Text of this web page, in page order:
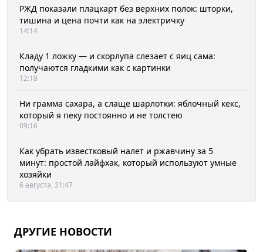
РЖД показали плацкарт без верхних полок: шторки,
тишина и цена почти как на электричку
14:14
Кладу 1 ложку — и скорлупа слезает с яиц сама:
получаются гладкими как с картинки
12:18
Ни грамма сахара, а слаще шарлотки: яблочный кекс,
который я пеку постоянно и не толстею
09:16
Как убрать известковый налет и ржавчину за 5
минут: простой лайфхак, который используют умные
хозяйки
6 августа, 21:47
ДРУГИЕ НОВОСТИ